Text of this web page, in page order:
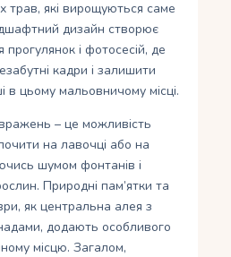
трав, які вирощуються саме
дизайн створює
прогулянок і фотосесій, де
кадри і залишити
в цьому мальовничому місці.
– це можливість
на лавочці або на
шумом фонтанів і
Природні пам’ятки та
як центральна алея з
додають особливого
місцю. Загалом,